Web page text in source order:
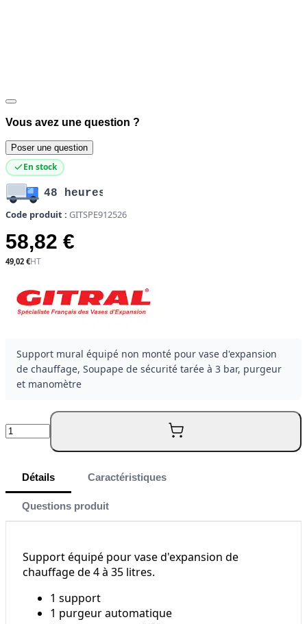
Vous avez une question ?
Poser une question
En stock
48 heures
Code produit : GITSPE912526
58,82 €
49,02 €
Support mural équipé non monté pour vase d'expansion
de chauffage, Soupape de sécurité tarée à 3 bar, purgeur
et manomètre
Quantité
Détails Caractéristiques
Questions produit
Support équipé pour vase d'expansion de
chauffage de 4 à 35 litres.
1 support
1 purgeur automatique